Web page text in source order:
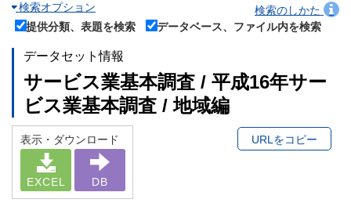
検索オプション
検索のしかた
提供分類、表題を検索
データベース、ファイル内を検索
データセット情報
サービス業基本調査 / 平成16年サー
ビス業基本調査 / 地域編
表示・ダウンロード
EXCEL DB
URLをコピー